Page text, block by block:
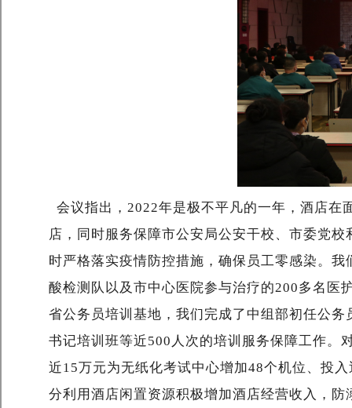
会议指出，2022年是极不平凡的一年，酒店在
店，同时服务保障市公安局公安干校、市委党
时严格落实疫情防控措施，确保员工零感染。
酸检测队以及市中心医院参与治疗的200多名医
省公务员培训基地，我们完成了中组部初任公
书记培训班等近500人次的培训服务保障工作。
近15万元为无纸化考试中心增加48个机位、投
分利用酒店闲置资源积极增加酒店经营收入，